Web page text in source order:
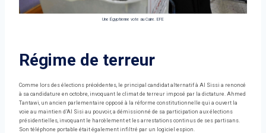
Une Égyptienne vote au Caire. EFE
Régime de terreur
Comme lors des élections précédentes, le principal candidat alternatif à Al Sissi a renoncé
à sa candidature en octobre, invoquant le climat de terreur imposé par la dictature. Ahmed
Tantawi, un ancien parlementaire opposé à la réforme constitutionnelle qui a ouvert la
voie au maintien d’Al Sisi au pouvoir, a démissionné de sa participation aux élections
présidentielles, invoquant le harcèlement et les arrestations continus de ses partisans.
Son téléphone portable était également infiltré par un logiciel espion.